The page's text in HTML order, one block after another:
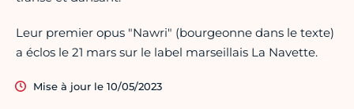
Leur premier opus "Nawri" (bourgeonne dans le texte)
a éclos le 21 mars sur le label marseillais La Navette.
Mise à jour le 10/05/2023